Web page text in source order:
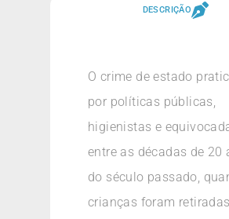
DESCRIÇÃO
O crime de estado
por políticas públicas,
higienistas e
entre as décadas de 20
do século passado,
crianças foram